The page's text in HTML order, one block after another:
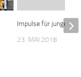
Impulse für junge
23. MAI 2018